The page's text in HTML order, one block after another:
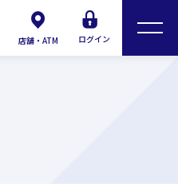
店舗・ATM ログイン